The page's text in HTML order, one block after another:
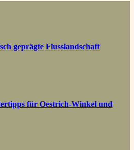
geprägte Flusslandschaft
für Oestrich-Winkel und